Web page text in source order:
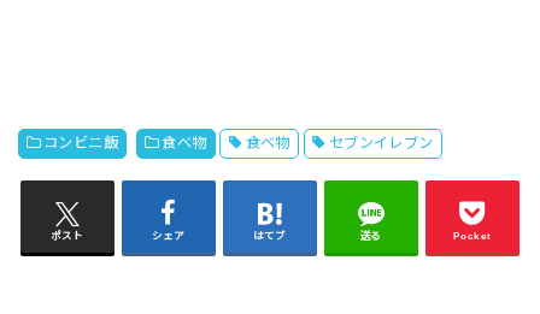
コンビニ飯 食べ物 食べ物 セブンイレブン
ポスト シェア はてブ 送る Pocket